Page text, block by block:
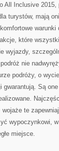
All Inclusive
turystów, mają
które
wyjazdy,
nie
podróży, o
gwarantują. Są
te
wypoczynkowi,
miejsce.